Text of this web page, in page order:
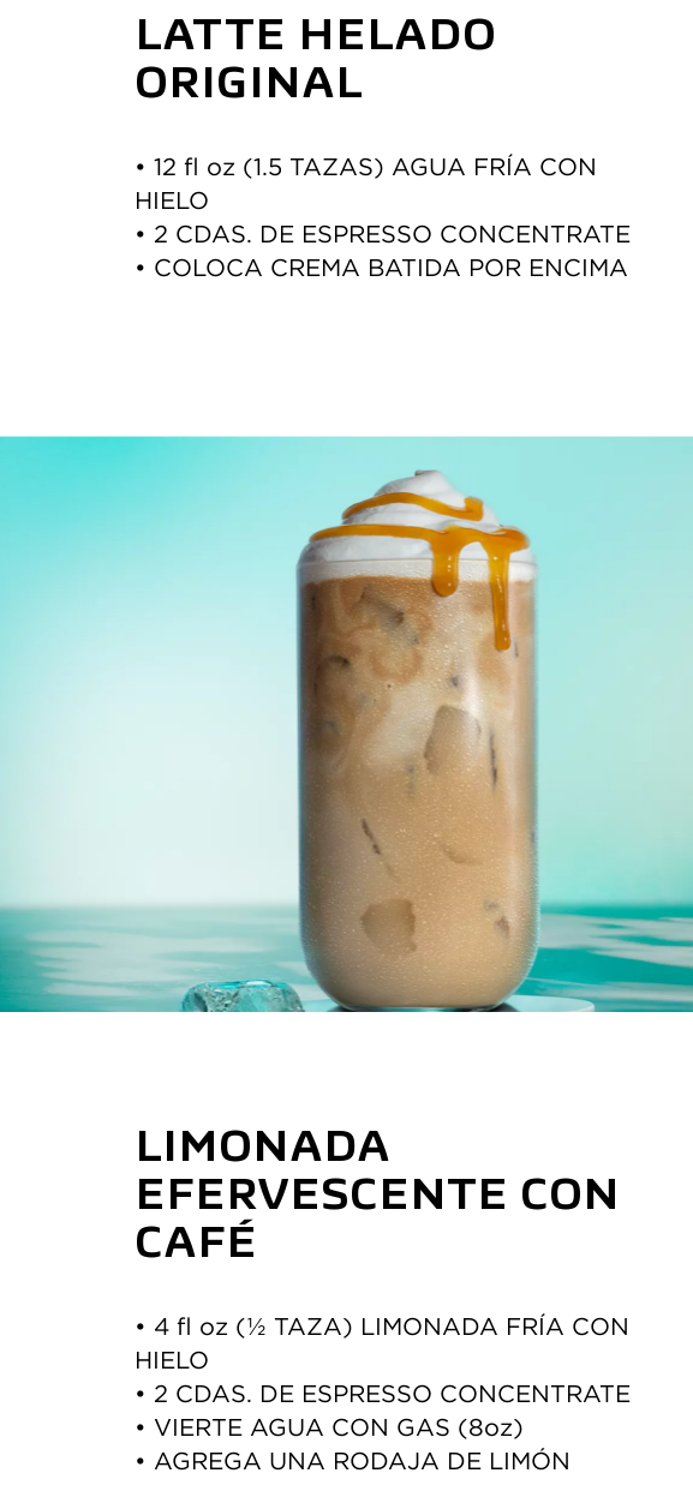
LATTE HELADO
ORIGINAL
• 12 fl oz (1.5 TAZAS) AGUA FRÍA CON
HIELO
• 2 CDAS. DE ESPRESSO CONCENTRATE
• COLOCA CREMA BATIDA POR ENCIMA
LIMONADA
EFERVESCENTE CON
CAFÉ
• 4 fl oz (½ TAZA) LIMONADA FRÍA CON
HIELO
• 2 CDAS. DE ESPRESSO CONCENTRATE
• VIERTE AGUA CON GAS (8oz)
• AGREGA UNA RODAJA DE LIMÓN